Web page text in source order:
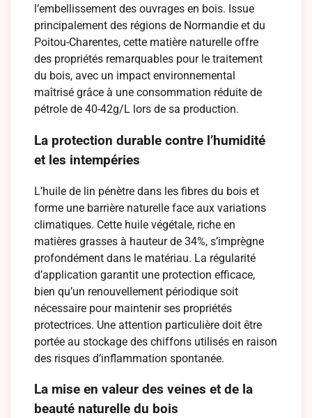
l’embellissement des ouvrages en bois. Issue
principalement des régions de Normandie et du
Poitou-Charentes, cette matière naturelle offre
des propriétés remarquables pour le traitement
du bois, avec un impact environnemental
maîtrisé grâce à une consommation réduite de
pétrole de 40-42g/L lors de sa production.
La protection durable contre l’humidité
et les intempéries
L’huile de lin pénètre dans les fibres du bois et
forme une barrière naturelle face aux variations
climatiques. Cette huile végétale, riche en
matières grasses à hauteur de 34%, s’imprègne
profondément dans le matériau. La régularité
d’application garantit une protection efficace,
bien qu’un renouvellement périodique soit
nécessaire pour maintenir ses propriétés
protectrices. Une attention particulière doit être
portée au stockage des chiffons utilisés en raison
des risques d’inflammation spontanée.
La mise en valeur des veines et de la
beauté naturelle du bois